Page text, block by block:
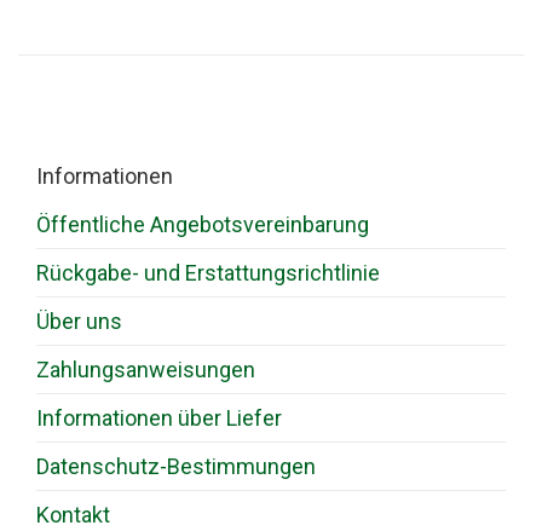
Informationen
Öffentliche Angebotsvereinbarung
Rückgabe- und Erstattungsrichtlinie
Über uns
Zahlungsanweisungen
Informationen über Liefer
Datenschutz-Bestimmungen
Kontakt